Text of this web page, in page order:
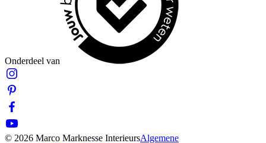
Onderdeel van
© 2026 Marco Marknesse InterieursAlgemene